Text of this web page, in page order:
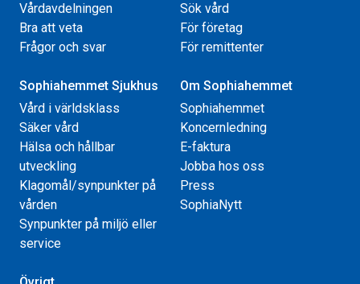
Vårdavdelningen
Bra att veta
Frågor och svar
Sök vård
För företag
För remittenter
Sophiahemmet Sjukhus
Vård i världsklass
Säker vård
Hälsa och hållbar
utveckling
Klagomål/synpunkter på
vården
Synpunkter på miljö eller
service
Om Sophiahemmet
Sophiahemmet
Koncernledning
E-faktura
Jobba hos oss
Press
SophiaNytt